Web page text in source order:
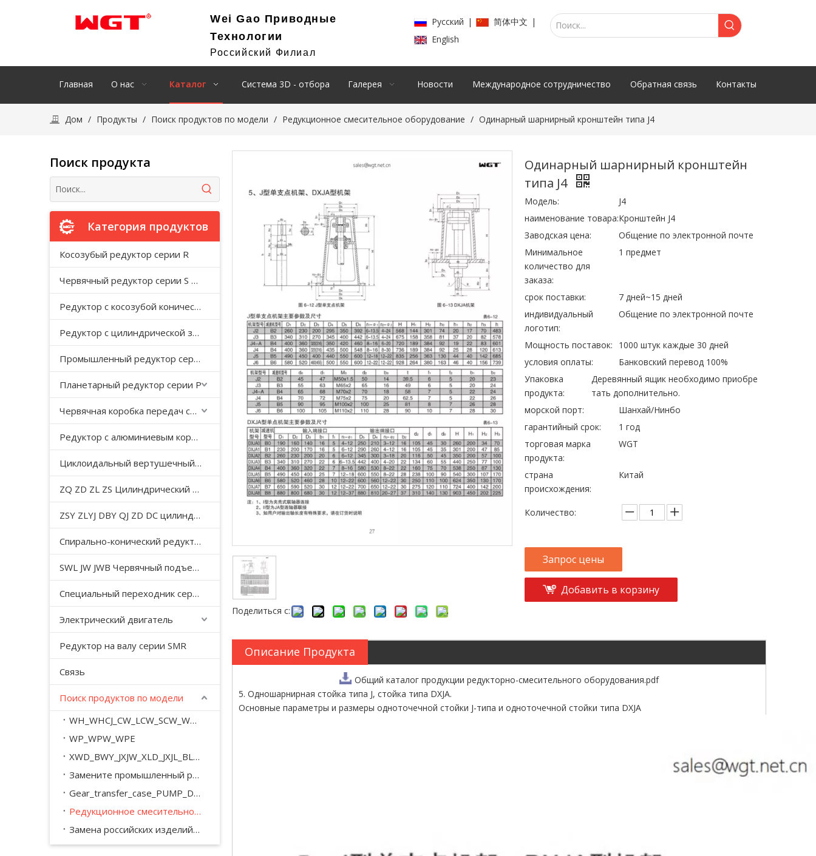
Wei Gao Приводные
Технологии
Российский Филиал
Pусский | 简体中文 |
English
Главная О нас Каталог Система 3D - отбора Галерея Новости Международное сотрудничество Обратная связь Контакты
Дом / Продукты / Поиск продуктов по модели / Редукционное смесительное оборудование / Одинарный шарнирный кронштейн типа J4
Поиск продукта
Категория продуктов
Косозубый редуктор серии R
Червячный редуктор серии S с косозубой передачей
Редуктор с косозубой конической передачей серии K
Редуктор с цилиндрической зубчатой ​​передачей серии F с параллельным валом
Промышленный редуктор серии HB
Планетарный редуктор серии P
Червячная коробка передач серии WP
Редуктор с алюминиевым корпусом серии NMRV
Циклоидальный вертушечный редуктор B/X
ZQ ZD ZL ZS Цилиндрический редуктор с мягкой поверхностью зуба
ZSY ZLYJ DBY QJ ZD DC цилиндрический зубчатый редуктор средней твердости с поверхностью зуба
Спирально-конический редуктор серии T
SWL JW JWB Червячный подъемный домкрат серии JWM
Специальный переходник серии YHJ для безгравитационного смесителя
Электрический двигатель
Редуктор на валу серии SMR
Связь
Поиск продуктов по модели
WH_WHCJ_CW_LCW_SCW_WD_WSJ_WXJ_A_M
WP_WPW_WPE
XWD_BWY_JXJW_XLD_JXJL_BLY_BYY_XWED_BWEY
Замените промышленный редуктор серии SEW_M_MC_.
Gear_transfer_case_PUMP_DRIVE
Редукционное смесительное оборудование
Замена российских изделий КПП
Поделиться с:
Одинарный шарнирный кронштейн
типа J4
Модель:
J4
наименование товара:Кронштейн J4
Заводская цена:
Общение по электронной почте
Минимальное
количество для
заказа:
1 предмет
срок поставки:
7 дней~15 дней
индивидуальный
логотип:
Общение по электронной почте
Мощность поставок:
1000 штук каждые 30 дней
условия оплаты:
Банковский перевод 100%
Упаковка
продукта:
Деревянный ящик необходимо приобре
тать дополнительно.
морской порт:
Шанхай/Нинбо
гарантийный срок:
1 год
торговая марка
продукта:
WGT
страна
происхождения:
Китай
Количество:
Запрос цены
Добавить в корзину
Описание Продукта
Общий каталог продукции редукторно-смесительного оборудования.pdf
5. Одношарнирная стойка типа J, стойка типа DXJA.
Основные параметры и размеры одноточечной стойки J-типа и одноточечной стойки типа DXJA